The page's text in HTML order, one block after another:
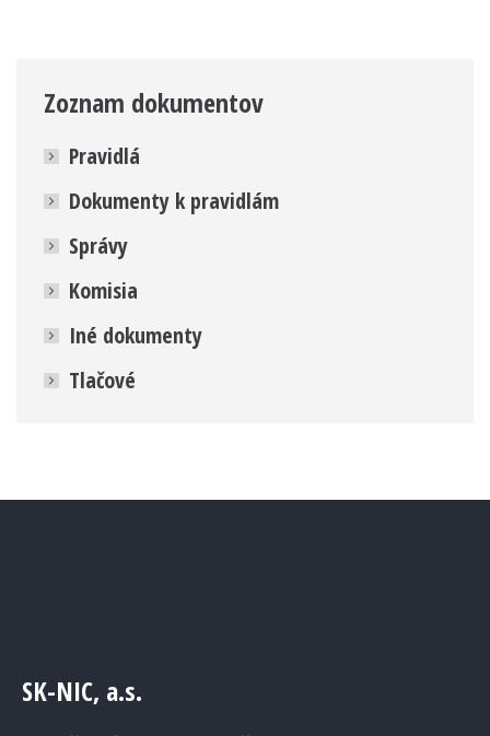
Zoznam dokumentov
Pravidlá
Dokumenty k pravidlám
Správy
Komisia
Iné dokumenty
Tlačové
SK-NIC, a.s.